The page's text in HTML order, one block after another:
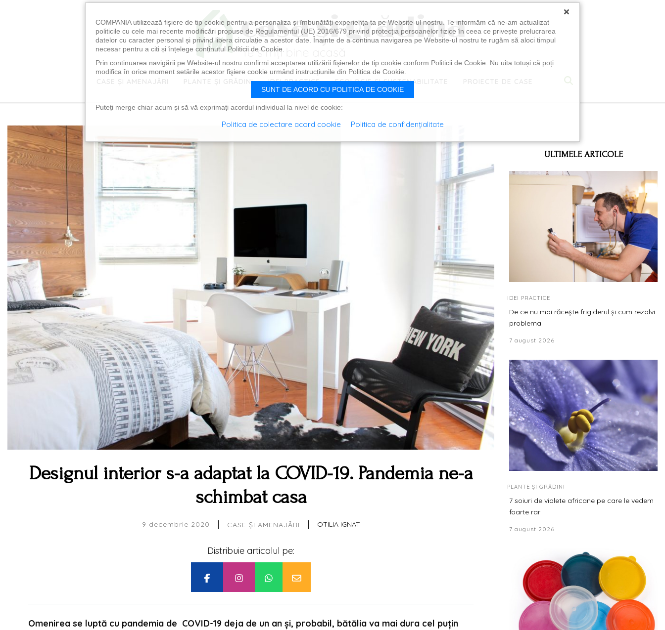
CASE ȘI AMENAJĂRI PLANTE ȘI GRĂDINI IDEI PRACTICE ECOLOGIE ȘI SUSTENABILITATE PROIECTE DE CASE
Designul interior s-a adaptat la COVID-19. Pandemia ne-a
schimbat casa
9 decembrie 2020 | CASE ȘI AMENAJĂRI | OTILIA IGNAT
Distribuie articolul pe:
Omenirea se luptă cu pandemia de COVID-19 deja de un an și, probabil, bătălia va mai dura cel puțin
ULTIMELE ARTICOLE
IDEI PRACTICE
De ce nu mai răcește frigiderul și cum rezolvi
problema
7 august 2026
PLANTE ȘI GRĂDINI
7 soiuri de violete africane pe care le vedem
foarte rar
7 august 2026
×
COMPANIA utilizează fişiere de tip cookie pentru a personaliza și îmbunătăți experiența ta pe Website-ul nostru. Te informăm că ne-am actualizat
politicile cu cele mai recente modificări propuse de Regulamentul (UE) 2016/679 privind protecția persoanelor fizice în ceea ce privește prelucrarea
datelor cu caracter personal și privind libera circulație a acestor date. Înainte de a continua navigarea pe Website-ul nostru te rugăm să aloci timpul
necesar pentru a citi și înțelege conținutul Politicii de Cookie.
Prin continuarea navigării pe Website-ul nostru confirmi acceptarea utilizării fişierelor de tip cookie conform Politicii de Cookie. Nu uita totuși că poți
modifica în orice moment setările acestor fişiere cookie urmând instrucțiunile din Politica de Cookie.
SUNT DE ACORD CU POLITICA DE COOKIE
Puteți merge chiar acum și să vă exprimați acordul individual la nivel de cookie:
Politica de colectare acord cookie Politica de confidențialitate